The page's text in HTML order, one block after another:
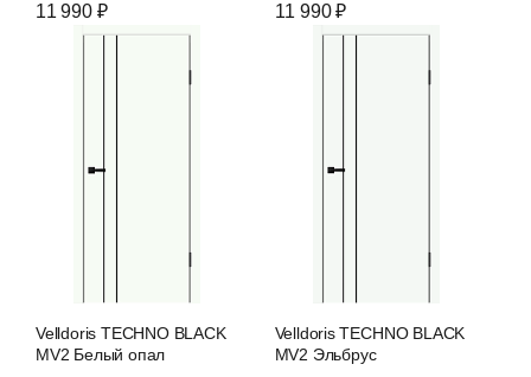
11 990 ₽ 11 990 ₽
Velldoris TECHNO BLACK
MV2 Белый опал
Velldoris TECHNO BLACK
MV2 Эльбрус